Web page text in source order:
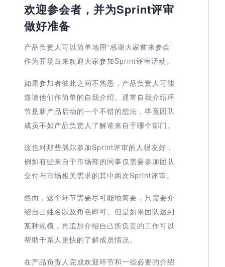
欢迎参会者，并为Sprint评审
做好准备
产品负责人可以简单地用“感谢大家前来参会”
作为开场白来欢迎大家参加Sprint评审活动。
如果参加者彼此之间不熟悉，产品负责人可能
邀请他们作简单的自我介绍。通常自我介绍环
节是新产品启动的一个不错的想法，毕竟团队
成员不如产品负责人了解谁来自于哪个部门。
这也对那些偶尔参加Sprint评审的人很友好，
例如有些来自于市场部的同事仅需要参加团队
交付与市场相关需求的其中两次Sprint评审。
然而，这个环节需要尽可能地简要，只需要介
绍自己姓名以及角色即可。但是如果团队达到
某种规模，再追加介绍自己所负责的工作可以
帮助干系人更快的了解成员情况。
在产品负责人完成欢迎环节和一些必要的介绍